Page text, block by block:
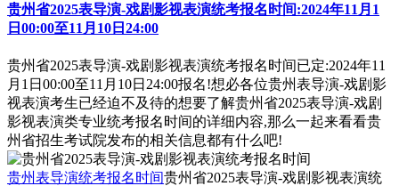
贵州省2025表导演-戏剧影视表演统考报名时间:2024年11月1
日00:00至11月10日24:00
贵州省2025表导演-戏剧影视表演统考报名时间已定:2024年11
月1日00:00至11月10日24:00报名!想必各位贵州表导演-戏剧影
视表演考生已经迫不及待的想要了解贵州省2025表导演-戏剧
影视表演类专业统考报名时间的详细内容,那么一起来看看贵
州省招生考试院发布的相关信息都有什么吧!
贵州表导演统考报名时间贵州省2025表导演-戏剧影视表演统